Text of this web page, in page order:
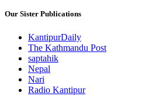
Our Sister Publications
KantipurDaily
The Kathmandu Post
saptahik
Nepal
Nari
Radio Kantipur